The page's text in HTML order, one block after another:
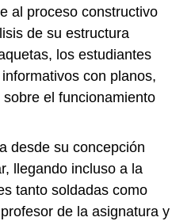
al proceso constructivo
de su estructura
los estudiantes
con planos,
el funcionamiento
desde su concepción
llegando incluso a la
tanto soldadas como
de la asignatura y